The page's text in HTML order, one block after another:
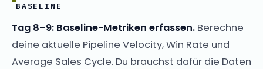
BASELINE
Tag 8–9: Baseline-Metriken erfassen. Berechne
deine aktuelle Pipeline Velocity, Win Rate und
Average Sales Cycle. Du brauchst dafür die Daten